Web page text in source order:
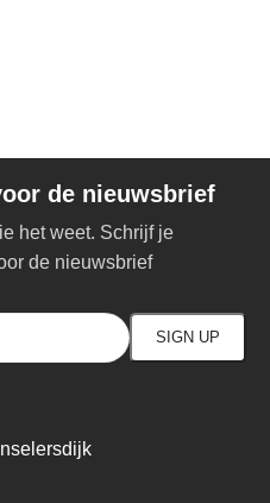
de nieuwsbrief
het weet. Schrijf je
de nieuwsbrief